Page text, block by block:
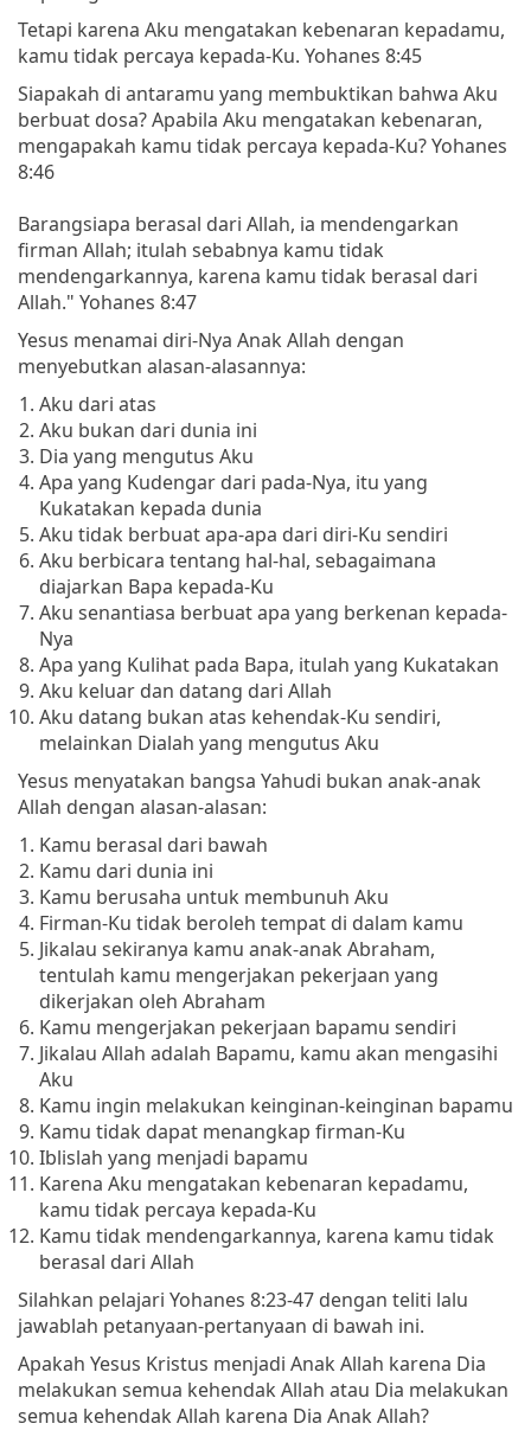
Tetapi karena Aku mengatakan kebenaran kepadamu,
kamu tidak percaya kepada-Ku. Yohanes 8:45
Siapakah di antaramu yang membuktikan bahwa Aku
berbuat dosa? Apabila Aku mengatakan kebenaran,
mengapakah kamu tidak percaya kepada-Ku? Yohanes
8:46
Barangsiapa berasal dari Allah, ia mendengarkan
firman Allah; itulah sebabnya kamu tidak
mendengarkannya, karena kamu tidak berasal dari
Allah." Yohanes 8:47
Yesus menamai diri-Nya Anak Allah dengan
menyebutkan alasan-alasannya:
Aku dari atas
Aku bukan dari dunia ini
Dia yang mengutus Aku
Apa yang Kudengar dari pada-Nya, itu yang
Kukatakan kepada dunia
Aku tidak berbuat apa-apa dari diri-Ku sendiri
Aku berbicara tentang hal-hal, sebagaimana
diajarkan Bapa kepada-Ku
Aku senantiasa berbuat apa yang berkenan kepada-
Nya
Apa yang Kulihat pada Bapa, itulah yang Kukatakan
Aku keluar dan datang dari Allah
Aku datang bukan atas kehendak-Ku sendiri,
melainkan Dialah yang mengutus Aku
Yesus menyatakan bangsa Yahudi bukan anak-anak
Allah dengan alasan-alasan:
Kamu berasal dari bawah
Kamu dari dunia ini
Kamu berusaha untuk membunuh Aku
Firman-Ku tidak beroleh tempat di dalam kamu
Jikalau sekiranya kamu anak-anak Abraham,
tentulah kamu mengerjakan pekerjaan yang
dikerjakan oleh Abraham
Kamu mengerjakan pekerjaan bapamu sendiri
Jikalau Allah adalah Bapamu, kamu akan mengasihi
Aku
Kamu ingin melakukan keinginan-keinginan bapamu
Kamu tidak dapat menangkap firman-Ku
Iblislah yang menjadi bapamu
Karena Aku mengatakan kebenaran kepadamu,
kamu tidak percaya kepada-Ku
Kamu tidak mendengarkannya, karena kamu tidak
berasal dari Allah
Silahkan pelajari Yohanes 8:23-47 dengan teliti lalu
jawablah petanyaan-pertanyaan di bawah ini.
Apakah Yesus Kristus menjadi Anak Allah karena Dia
melakukan semua kehendak Allah atau Dia melakukan
semua kehendak Allah karena Dia Anak Allah?